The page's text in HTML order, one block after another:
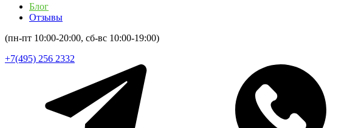
Блог
Отзывы
(пн-пт 10:00-20:00, сб-вс 10:00-19:00)
+7(495) 256 2332